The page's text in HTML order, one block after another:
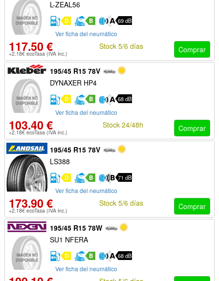
L-ZEAL56
D B 69 dB
Ver ficha del neumático
117.50 €
+2.18€ ecoTasa (IVA inc.) Comprar
Stock 5/6 días
195/45 R15 78V
DYNAXER HP4
D B 68 dB
Ver ficha del neumático
103.40 €
+2.18€ ecoTasa (IVA inc.) Comprar
Stock 24/48h
195/45 R15 78V
LS388
D B 71 dB
Ver ficha del neumático
173.90 €
+2.18€ ecoTasa (IVA inc.) Comprar
Stock 5/6 días
195/45 R15 78W
SU1 NFERA
D B 68 dB
Ver ficha del neumático